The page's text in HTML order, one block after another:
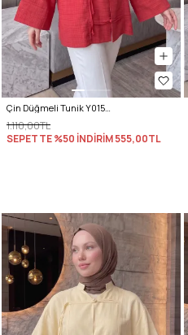
1.110,00TL
SEPETTE %50 İNDİRİM555,00TL